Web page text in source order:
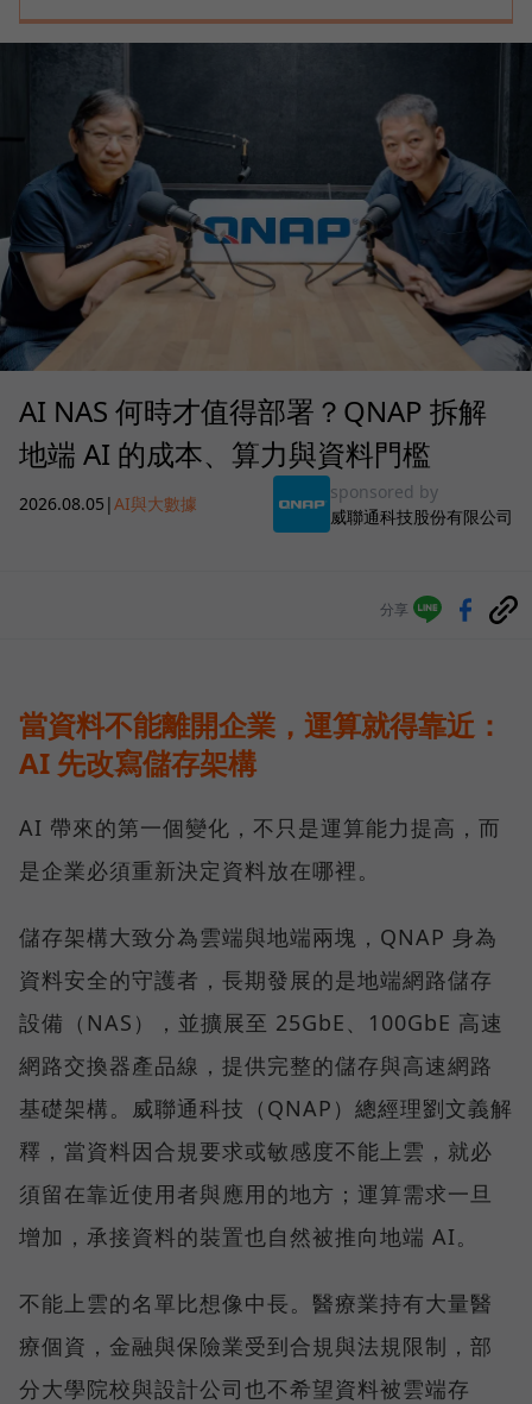
AI NAS 何時才值得部署？QNAP 拆解
地端 AI 的成本、算力與資料門檻
2026.08.05 |AI與大數據
sponsored by
威聯通科技股份有限公司
分享
當資料不能離開企業，運算就得靠近：
AI 先改寫儲存架構
AI 帶來的第一個變化，不只是運算能力提高，而
是企業必須重新決定資料放在哪裡。
儲存架構大致分為雲端與地端兩塊，QNAP 身為
資料安全的守護者，長期發展的是地端網路儲存
設備（NAS），並擴展至 25GbE、100GbE 高速
網路交換器產品線，提供完整的儲存與高速網路
基礎架構。威聯通科技（QNAP）總經理劉文義解
釋，當資料因合規要求或敏感度不能上雲，就必
須留在靠近使用者與應用的地方；運算需求一旦
增加，承接資料的裝置也自然被推向地端 AI。
不能上雲的名單比想像中長。醫療業持有大量醫
療個資，金融與保險業受到合規與法規限制，部
分大學院校與設計公司也不希望資料被雲端存